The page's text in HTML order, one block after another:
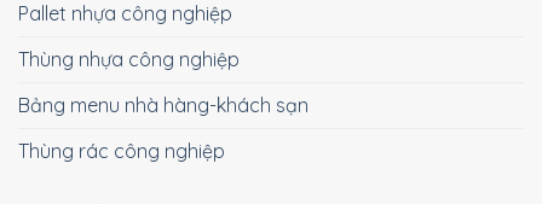
Pallet nhựa công nghiệp
Thùng nhựa công nghiệp
Bảng menu nhà hàng-khách sạn
Thùng rác công nghiệp